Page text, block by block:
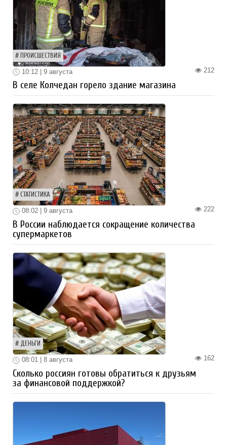
ПРОИСШЕСТВИЯ
212
10:12 | 9 августа
В селе Колчедан горело здание магазина
СТАТИСТИКА
222
08:02 | 9 августа
В России наблюдается сокращение количества
супермаркетов
ДЕНЬГИ
162
08:01 | 8 августа
Сколько россиян готовы обратиться к друзьям
за финансовой поддержкой?